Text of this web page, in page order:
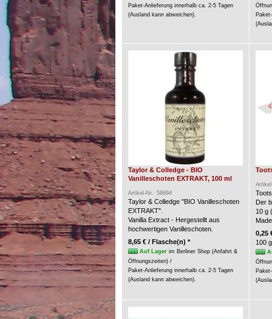
Paket-Anlieferung innerhalb ca. 2-5 Tagen
(Ausland kann abweichen).
Taylor & Colledge - BIO
Vanilleschoten EXTRAKT, 100 ml
Artikel-Nr.: 58694
Taylor & Colledge "BIO Vanilleschoten
EXTRAKT".
Vanilla Extract - Hergestellt aus
hochwertigen Vanilleschoten.
8,65 € / Flasche(n) *
Auf Lagerim Berliner Shop (Anfahrt &
Öffnungszeiten) /
Paket-Anlieferung innerhalb ca. 2-5 Tagen
(Ausland kann abweichen).
Der
10 g
0,25
100